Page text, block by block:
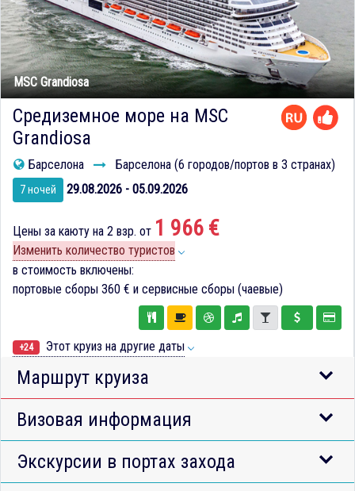
MSC Grandiosa
Средиземное море на MSC
Grandiosa
Барселона Барселона (6 городов/портов в 3 странах)
7 ночей 29.08.2026 - 05.09.2026
Цены за каюту на 2 взр. от 1 966 €
Изменить количество туристов
в стоимость включены:
портовые сборы 360 € и сервисные сборы (чаевые)
+24 Этот круиз на другие даты
Маршрут круиза
Визовая информация
Экскурсии в портах захода